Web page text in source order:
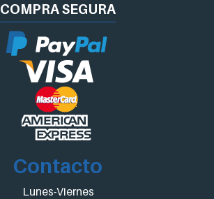
COMPRASEGURA
Contacto
Lunes-Viernes